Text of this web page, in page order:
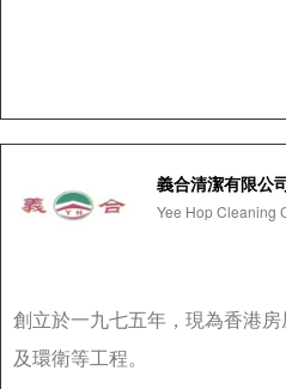
義合清潔有限公
Yee Hop Cleaning
創立於一九七五年，現為香港
及環衛等工程。